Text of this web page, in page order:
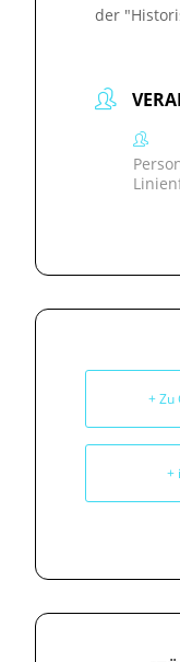
der
+ Zu
+